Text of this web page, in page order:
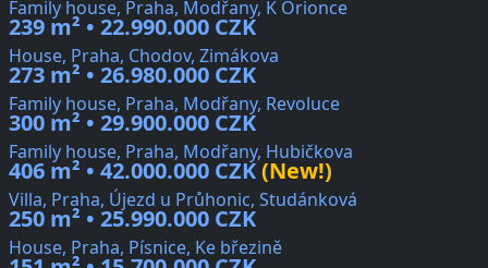
Family house, Praha, Modřany, K Orionce
239 m² • 22.990.000 CZK
House, Praha, Chodov, Zimákova
273 m² • 26.980.000 CZK
Family house, Praha, Modřany, Revoluce
300 m² • 29.900.000 CZK
Family house, Praha, Modřany, Hubičkova
406 m² • 42.000.000 CZK(New!)
Villa, Praha, Újezd u Průhonic, Studánková
250 m² • 25.990.000 CZK
House, Praha, Písnice, Ke březině